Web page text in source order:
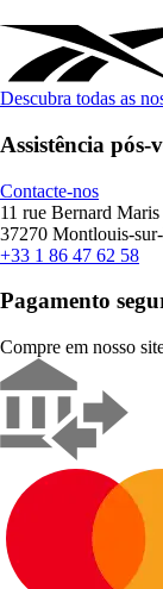
Descubra todas as
Assistência
Contacte-nos
11 rue Bernard Maris
37270 Montlouis-
+33 1 86 47 62 58
Pagamento
Compre em nosso